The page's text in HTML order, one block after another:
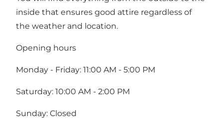
inside that ensures good attire regardless of
the weather and location.
Opening hours
Monday - Friday: 11:00 AM - 5:00 PM
Saturday: 10:00 AM - 2:00 PM
Sunday: Closed